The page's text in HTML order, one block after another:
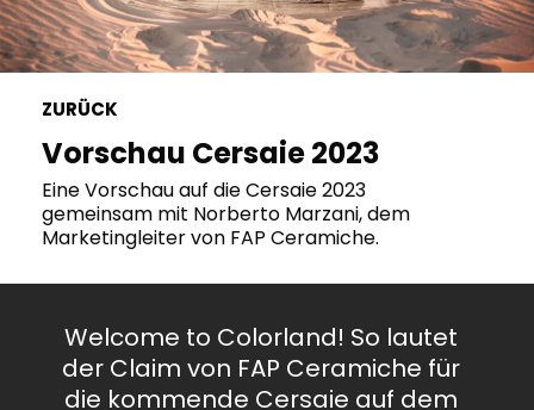
ZURÜCK
Vorschau Cersaie 2023
Eine Vorschau auf die Cersaie 2023
gemeinsam mit Norberto Marzani, dem
Marketingleiter von FAP Ceramiche.
Welcome to Colorland! So lautet
der Claim von FAP Ceramiche für
die kommende Cersaie auf dem